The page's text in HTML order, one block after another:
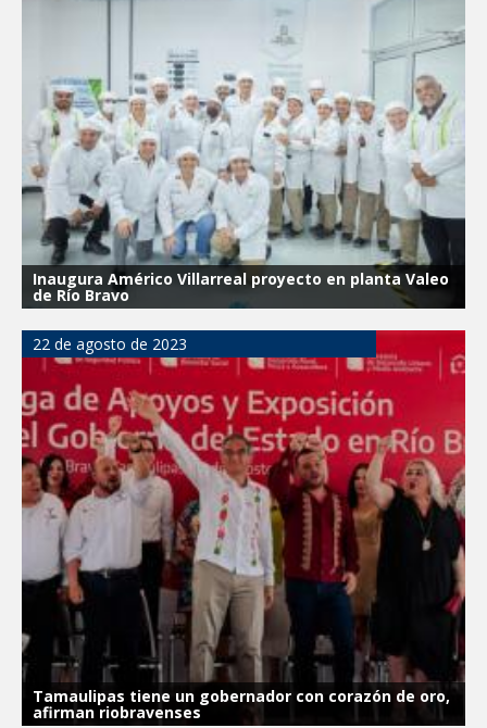
Inaugura Américo Villarreal proyecto en planta Valeo
de Río Bravo
22 de agosto de 2023
Tamaulipas tiene un gobernador con corazón de oro,
afirman riobravenses